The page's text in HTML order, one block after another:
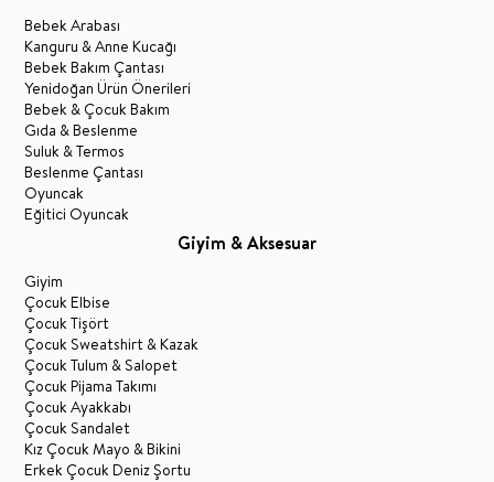
Bebek Arabası
Kanguru & Anne Kucağı
Bebek Bakım Çantası
Yenidoğan Ürün Önerileri
Bebek & Çocuk Bakım
Gıda & Beslenme
Suluk & Termos
Beslenme Çantası
Oyuncak
Eğitici Oyuncak
Giyim & Aksesuar
Giyim
Çocuk Elbise
Çocuk Tişört
Çocuk Sweatshirt & Kazak
Çocuk Tulum & Salopet
Çocuk Pijama Takımı
Çocuk Ayakkabı
Çocuk Sandalet
Kız Çocuk Mayo & Bikini
Erkek Çocuk Deniz Şortu